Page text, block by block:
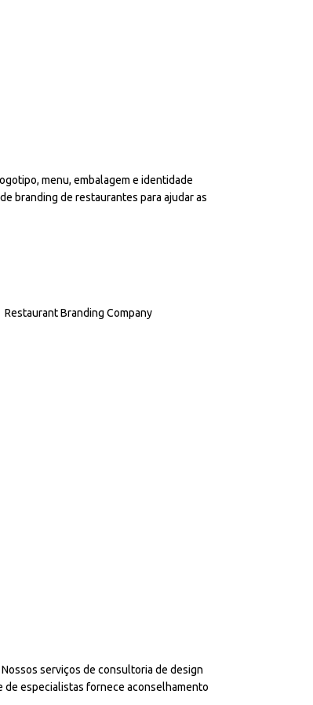
menu, embalagem e identidade
branding de restaurantes para ajudar as
serviços de consultoria de design
de especialistas fornece aconselhamento